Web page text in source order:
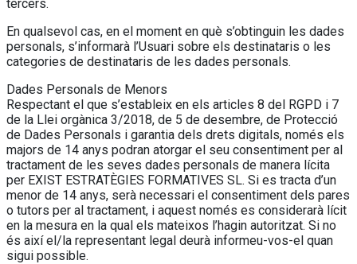
tercers.
En qualsevol cas, en el moment en què s’obtinguin les dades
personals, s’informarà l’Usuari sobre els destinataris o les
categories de destinataris de les dades personals.
Dades Personals de Menors
Respectant el que s’estableix en els articles 8 del RGPD i 7
de la Llei orgànica 3/2018, de 5 de desembre, de Protecció
de Dades Personals i garantia dels drets digitals, només els
majors de 14 anys podran atorgar el seu consentiment per al
tractament de les seves dades personals de manera lícita
per EXIST ESTRATÈGIES FORMATIVES SL. Si es tracta d’un
menor de 14 anys, serà necessari el consentiment dels pares
o tutors per al tractament, i aquest només es considerarà lícit
en la mesura en la qual els mateixos l’hagin autoritzat. Si no
és així el/la representant legal deurà informeu-vos-el quan
sigui possible.